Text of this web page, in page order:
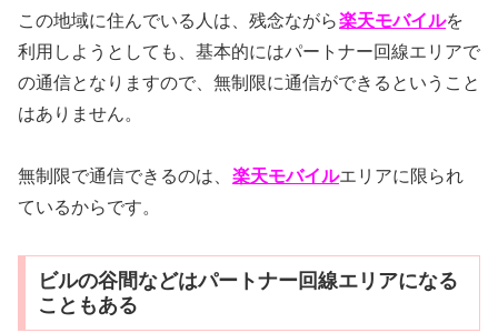
この地域に住んでいる人は、残念ながら楽天モバイルを
利用しようとしても、基本的にはパートナー回線エリアで
の通信となりますので、無制限に通信ができるということ
はありません。
無制限で通信できるのは、 楽天モバイルエリアに限られ
ているからです。
ビルの谷間などはパートナー回線エリアになる
こともある